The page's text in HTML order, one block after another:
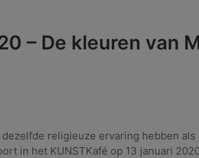
– De kleuren van
religieuze ervaring hebben
in het KUNSTKafé op 13 januari